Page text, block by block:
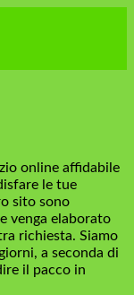
online affidabile
le tue
sito sono
venga elaborato
richiesta. Siamo
a seconda di
il pacco in